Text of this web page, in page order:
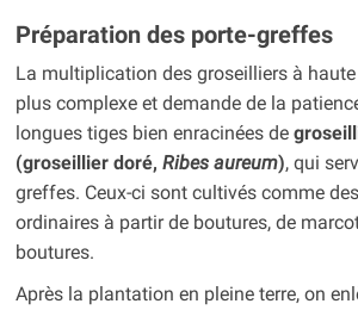
Préparation des porte-greffes
La multiplication des groseilliers à
plus complexe et demande de la
longues tiges bien enracinées de
(groseillier doré, Ribes aureum), qui
greffes. Ceux-ci sont cultivés comme
ordinaires à partir de boutures, de
boutures.
Après la plantation en pleine terre, on